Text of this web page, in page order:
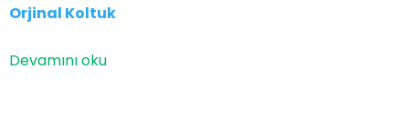
Orjinal Koltuk
Devamını oku